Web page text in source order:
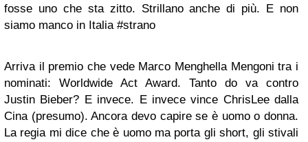
fosse uno che sta zitto. Strillano anche di più. E non
siamo manco in Italia #strano
Arriva il premio che vede Marco Menghella Mengoni tra i
nominati: Worldwide Act Award. Tanto do va contro
Justin Bieber? E invece. E invece vince ChrisLee dalla
Cina (presumo). Ancora devo capire se è uomo o donna.
La regia mi dice che è uomo ma porta gli short, gli stivali